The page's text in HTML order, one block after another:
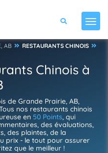
AB
RESTAURANTS CHINOIS
Chinois à
de Grande Prairie, AB,
nos restaurants chinois
en 50 Points, qui
des évaluations,
des plaintes, de la
prix - le tout pour assurer
que le meilleur !